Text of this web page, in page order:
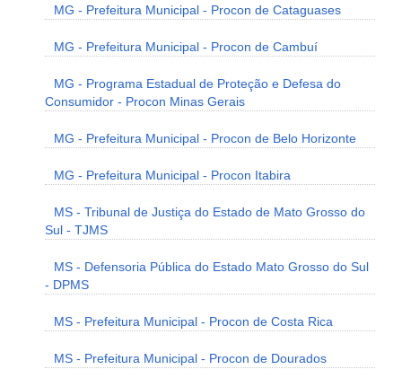
MG - Prefeitura Municipal - Procon de Cataguases
MG - Prefeitura Municipal - Procon de Cambuí
MG - Programa Estadual de Proteção e Defesa do
Consumidor - Procon Minas Gerais
MG - Prefeitura Municipal - Procon de Belo Horizonte
MG - Prefeitura Municipal - Procon Itabira
MS - Tribunal de Justiça do Estado de Mato Grosso do
Sul - TJMS
MS - Defensoria Pública do Estado Mato Grosso do Sul
- DPMS
MS - Prefeitura Municipal - Procon de Costa Rica
MS - Prefeitura Municipal - Procon de Dourados